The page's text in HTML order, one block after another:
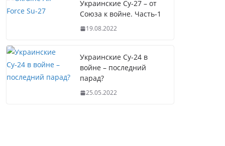
Украинские Су-27 – от
Союза к войне. Часть-1
19.08.2022
Украинские Су-24 в
войне – последний
парад?
25.05.2022